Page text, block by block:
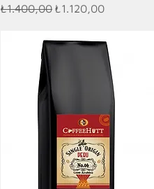
Normal Fiyat
₺1.400,00 İndirimli Fiyat
₺1.120,00